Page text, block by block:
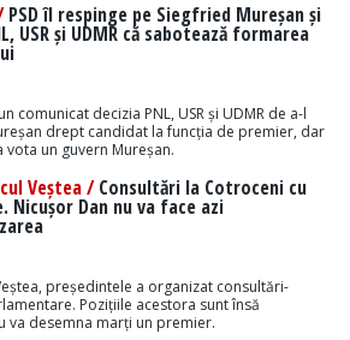
PSD îl respinge pe Siegfried Mureșan și
USR și UDMR că sabotează formarea
comunicat decizia PNL, USR și UDMR de a-l
drept candidat la funcția de premier, dar
vota un guvern Mureșan.
Veștea /Consultări la Cotroceni cu
Nicușor Dan nu va face azi
președintele a organizat consultări-
Pozițiile acestora sunt însă
va desemna marți un premier.